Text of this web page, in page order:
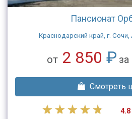
Пансионат
Краснодарский край, г.
от 2 850 ₽
Смотреть
4.8